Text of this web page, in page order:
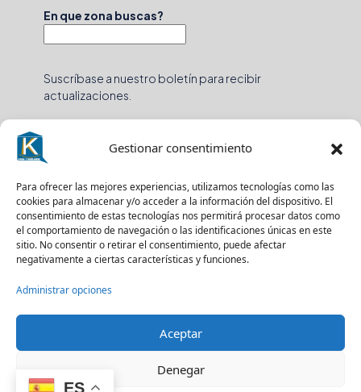
Gestionar consentimiento
Para ofrecer las mejores experiencias, utilizamos tecnologías como las
cookies para almacenar y/o acceder a la información del dispositivo. El
consentimiento de estas tecnologías nos permitirá procesar datos como
el comportamiento de navegación o las identificaciones únicas en este
sitio. No consentir o retirar el consentimiento, puede afectar
negativamente a ciertas características y funciones.
Administrar opciones
Aceptar
Denegar
En que zona buscas?
Suscríbase a nuestro boletín para recibir
actualizaciones.
Terrenos Pisos
ES